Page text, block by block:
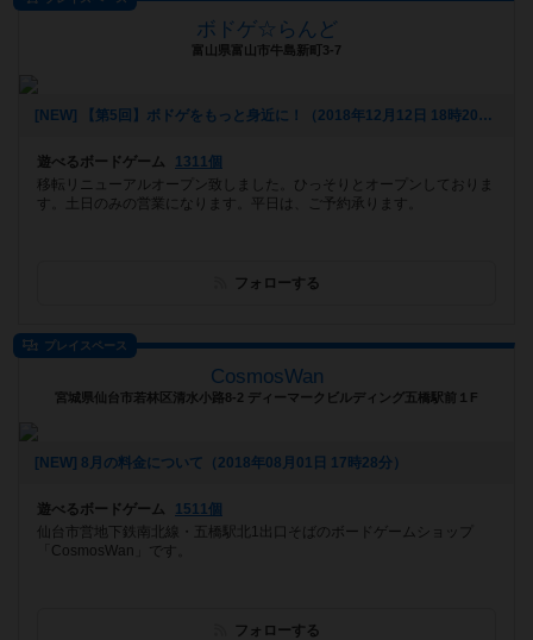
ボドゲ☆らんど
富山県富山市牛島新町3-7
[NEW] 【第5回】ボドゲをもっと身近に！（2018年12月12日 18時20分）
遊べるボードゲーム
1311個
移転リニューアルオープン致しました。ひっそりとオープンしておりま
す。土日のみの営業になります。平日は、ご予約承ります。
フォローする
プレイスペース
CosmosWan
宮城県仙台市若林区清水小路8-2 ディーマークビルディング五橋駅前１F
[NEW] 8月の料金について（2018年08月01日 17時28分）
遊べるボードゲーム
1511個
仙台市営地下鉄南北線・五橋駅北1出口そばのボードゲームショップ
「CosmosWan」です。
フォローする